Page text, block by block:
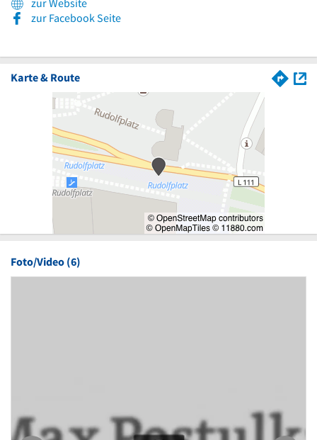
zur Website
zur Facebook Seite
Karte & Route
Foto/Video (6)